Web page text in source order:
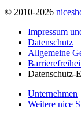
© 2010-2026
Impressum
Datenschutz
Allgemeine
Datenschutz-
Unternehmen
Weitere nice